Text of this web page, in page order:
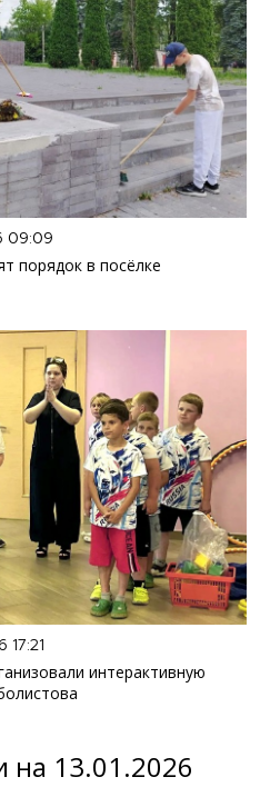
09:09
порядок в посёлке
17:21
интерактивную
на 13.01.2026